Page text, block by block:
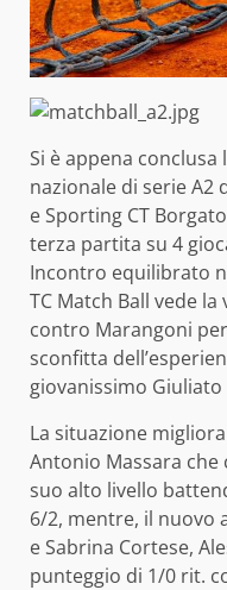
Si è appena
nazionale di serie A2
e Sporting CT
terza partita su 4
Incontro equilibrato
TC Match Ball vede
contro Marangoni
sconfitta
giovanissimo Giuliato
La situazione
Antonio Massara che
suo alto livello
6/2, mentre, il nuovo
e Sabrina Cortese,
punteggio di 1/0 rit.